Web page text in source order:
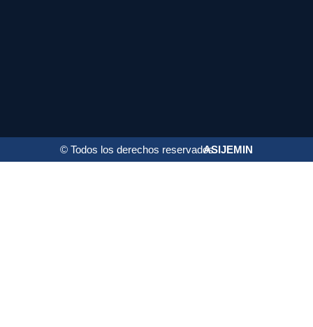
© Todos los derechos reservadosASIJEMIN